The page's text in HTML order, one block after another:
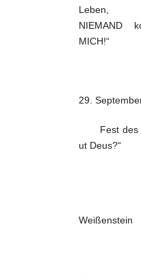
Leben,
NIEMAND
MICH!“
29.
Fest des
ut Deus?“
Weißenstein